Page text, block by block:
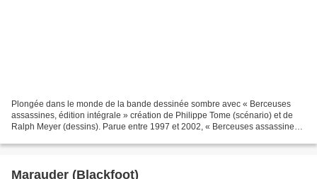
Plongée dans le monde de la bande dessinée sombre avec « Berceuses
assassines, édition intégrale » création de Philippe Tome (scénario) et de
Ralph Meyer (dessins). Parue entre 1997 et 2002, « Berceuses assassines,
Marauder (Blackfoot)